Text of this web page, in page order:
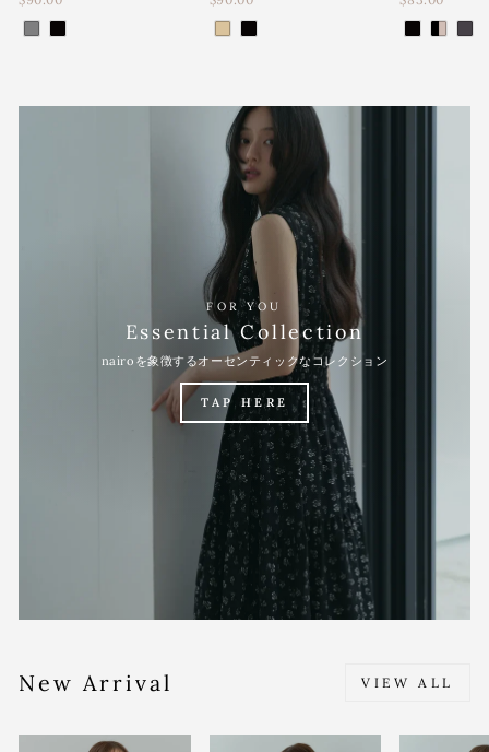
FOR YOU
Essential Collection
nairoを象徴するオーセンティックなコレクション
TAP HERE
New Arrival VIEW ALL